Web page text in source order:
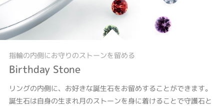
指輪の内側にお守りのストーンを留める
Birthday Stone
リングの内側に、お好きな誕生石をお留めすることができます。
誕生石は自身の生まれ月のストーンを身に着けることで守護石と